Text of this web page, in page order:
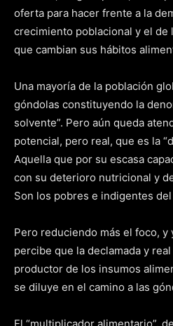
oferta para hacer frente a la
crecimiento poblacional y el de
que cambian sus hábitos
Una mayoría de la población
góndolas constituyendo la
solvente”. Pero aún queda
potencial, pero real, que es la
Aquella que por su escasa
con su deterioro nutricional y
Son los pobres e indigentes
Pero reduciendo más el foco, y
percibe que la declamada y
productor de los insumos
se diluye en el camino a las